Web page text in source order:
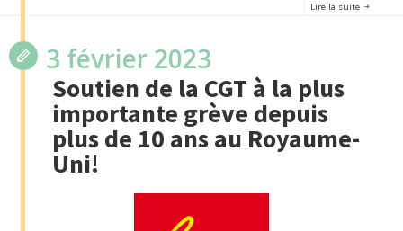
Lire la suite
3 février 2023
Soutien de la CGT à la plus
importante grève depuis
plus de 10 ans au Royaume-
Uni!